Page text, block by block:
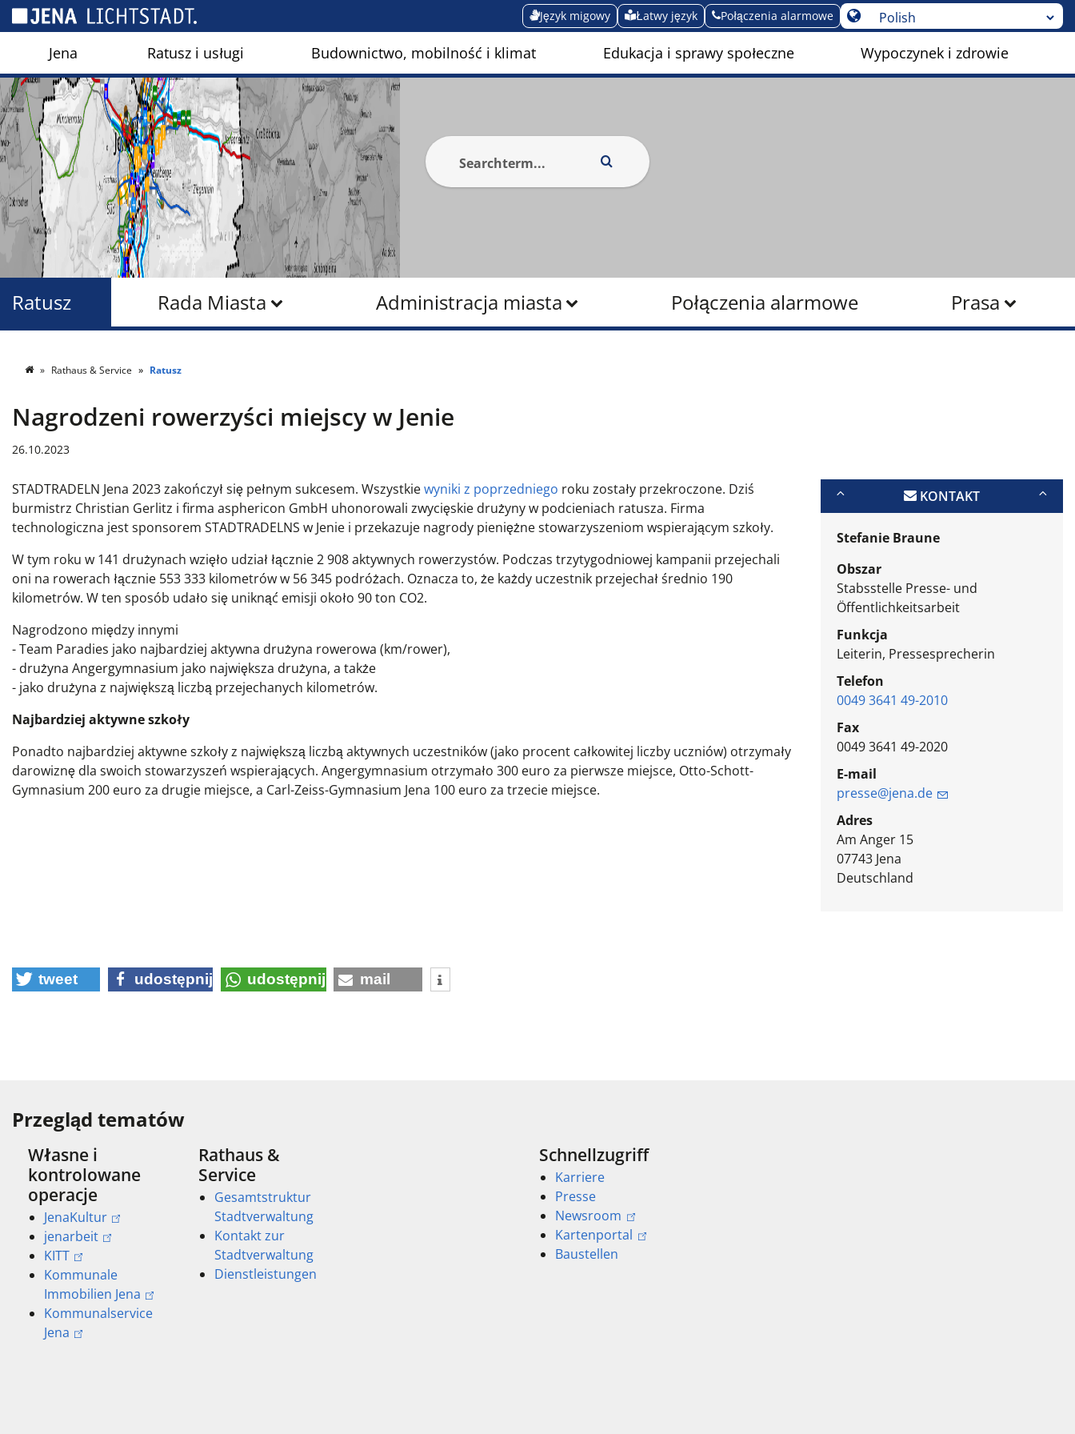
Język migowy Łatwy język Połączenia alarmowe
Jena Ratusz i usługi Budownictwo, mobilność i klimat Edukacja i sprawy społeczne Wypoczynek i zdrowie
Rada Miasta Administracja miasta Połączenia alarmowe Prasa
Ratusz
Rathaus & Service Ratusz
Nagrodzeni rowerzyści miejscy w Jenie
26.10.2023
STADTRADELN Jena 2023 zakończył się pełnym sukcesem. Wszystkiewyniki z poprzedniego roku zostały przekroczone. Dziś
burmistrz Christian Gerlitz i firma asphericon GmbH uhonorowali zwycięskie drużyny w podcieniach ratusza. Firma
technologiczna jest sponsorem STADTRADELNS w Jenie i przekazuje nagrody pieniężne stowarzyszeniom wspierającym szkoły.
W tym roku w 141 drużynach wzięło udział łącznie 2 908 aktywnych rowerzystów. Podczas trzytygodniowej kampanii przejechali
oni na rowerach łącznie 553 333 kilometrów w 56 345 podróżach. Oznacza to, że każdy uczestnik przejechał średnio 190
kilometrów. W ten sposób udało się uniknąć emisji około 90 ton CO2.
Nagrodzono między innymi
- Team Paradies jako najbardziej aktywna drużyna rowerowa (km/rower),
- drużyna Angergymnasium jako największa drużyna, a także
- jako drużyna z największą liczbą przejechanych kilometrów.
Najbardziej aktywne szkoły
Ponadto najbardziej aktywne szkoły z największą liczbą aktywnych uczestników (jako procent całkowitej liczby uczniów) otrzymały
darowiznę dla swoich stowarzyszeń wspierających. Angergymnasium otrzymało 300 euro za pierwsze miejsce, Otto-Schott-
Gymnasium 200 euro za drugie miejsce, a Carl-Zeiss-Gymnasium Jena 100 euro za trzecie miejsce.
KONTAKT
Stefanie Braune
Obszar
Stabsstelle Presse- und
Öffentlichkeitsarbeit
Funkcja
Leiterin, Pressesprecherin
Telefon
0049 3641 49-2010
Fax
0049 3641 49-2020
E-mail
presse@jena.de
Adres
Am Anger 15
07743 Jena
Deutschland
tweet udostępnij udostępnij mail
Przegląd tematów
Własne i
kontrolowane
operacje
JenaKultur
jenarbeit
KITT
Kommunale
Immobilien Jena
Kommunalservice
Jena
Rathaus &
Service
Gesamtstruktur
Stadtverwaltung
Kontakt zur
Stadtverwaltung
Dienstleistungen
Schnellzugriff
Karriere
Presse
Newsroom
Kartenportal
Baustellen
Panel zarządzania plikami cookies